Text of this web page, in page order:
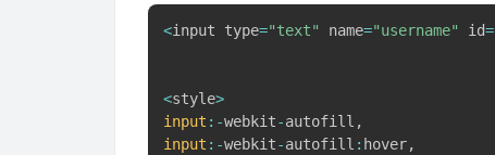
<input type="text" name="username" id=
<style>
input : -webkit-autofill ,
input : -webkit-autofill : hover,